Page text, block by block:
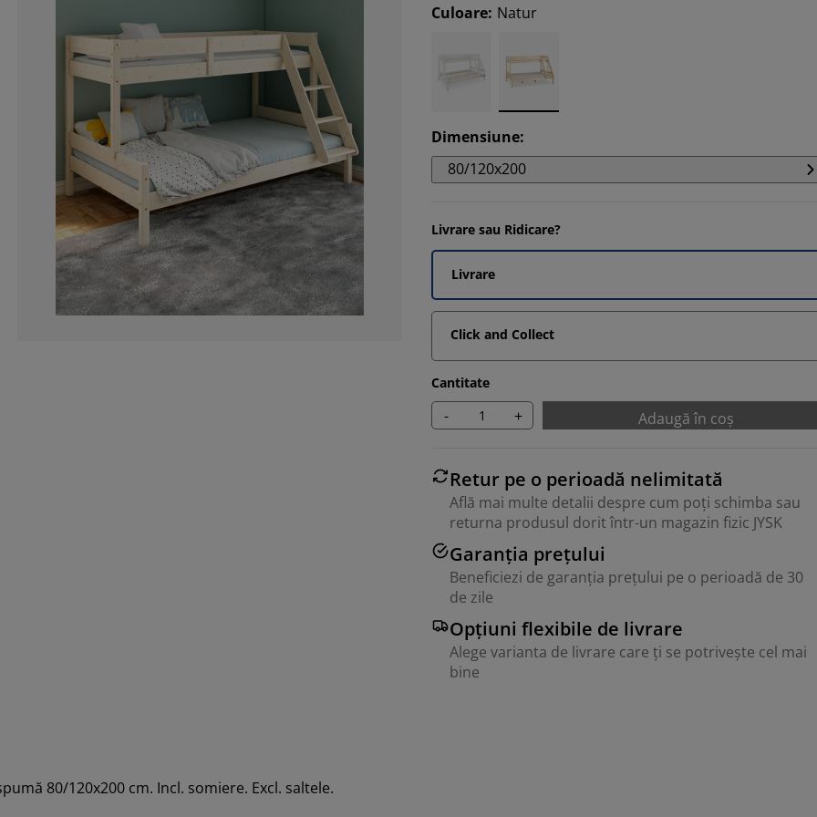
Culoare: Natur
Dimensiune:
80/120x200
Livrare sau Ridicare?
Livrare
Click and Collect
Cantitate
- + Adaugă în coș
Retur pe o perioadă nelimitată
Află mai multe detalii despre cum poți schimba sau
returna produsul dorit într-un magazin fizic JYSK
Garanția prețului
Beneficiezi de garanția prețului pe o perioadă de 30
de zile
Opțiuni flexibile de livrare
Alege varianta de livrare care ți se potrivește cel mai
bine
80/120x200 cm. Incl. somiere. Excl. saltele.
22.58064516129032%
4.838709677419355%
2.4193548387096775%
7.258064516129033%